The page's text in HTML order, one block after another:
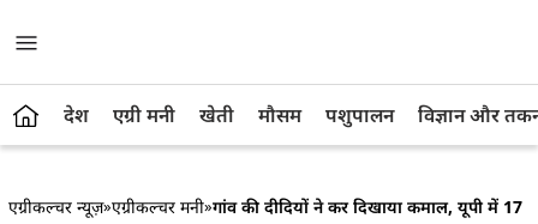
देश एग्री मनी खेती मौसम पशुपालन विज्ञान और
एग्रीकल्चर न्यूज़»एग्रीकल्चर मनी»गांव की दीदियों ने कर दिखाया कमाल, यूपी में 17